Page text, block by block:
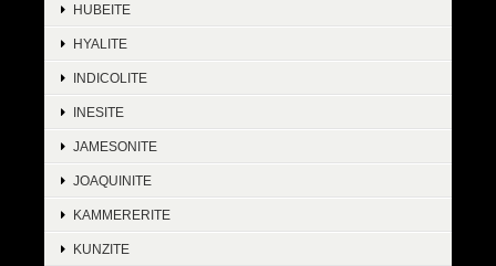
HUBEITE
HYALITE
INDICOLITE
INESITE
JAMESONITE
JOAQUINITE
KAMMERERITE
KUNZITE